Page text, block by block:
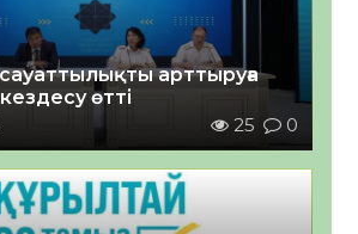
арттыруға
өтті
25 0